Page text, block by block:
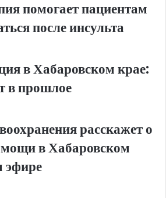
помогает пациентам
после инсульта
в Хабаровском крае:
в прошлое
расскажет о
в Хабаровском
эфире